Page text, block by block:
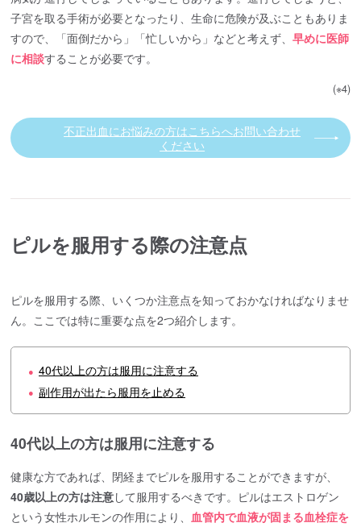
子宮を取る手術が必要となったり、生命に危険が及ぶこともありま
すので、「面倒だから」「忙しいから」などと考えず、早めに医師
に相談することが必要です。
(※4)
不正出血にお悩みの方はこちらへお問い合わせ
ください
ピルを服用する際の注意点
ピルを服用する際、いくつか注意点を知っておかなければなりませ
ん。ここでは特に重要な点を2つ紹介します。
● 40代以上の方は服用に注意する
● 副作用が出たら服用を止める
40代以上の方は服用に注意する
健康な方であれば、閉経までピルを服用することができますが、
40歳以上の方は注意して服用するべきです。ピルはエストロゲン
という女性ホルモンの作用により、 血管内で血液が固まる血栓症を